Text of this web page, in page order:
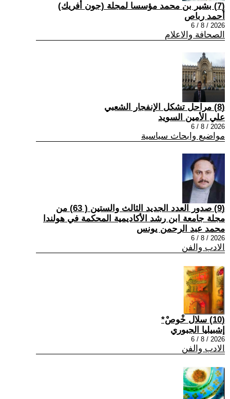
(7) بشير بن محمد مؤسسا لمجلة (جون أفريك)
أحمد رباص
2026 / 8 / 6
الصحافة والاعلام
(8) مراحل تشكل الإنفجار الشعبي
علي الأمين السويد
2026 / 8 / 6
مواضيع وابحاث سياسية
(9) صدور العدد الجديد الثالث والستين ( 63) من
مجلة جامعة ابن رشد الأكاديمية المحكمة في هولندا
محمد عبد الرحمن يونس
2026 / 8 / 6
الادب والفن
(10) سلال خْوصْ*
إشبيليا الجبوري
2026 / 8 / 6
الادب والفن